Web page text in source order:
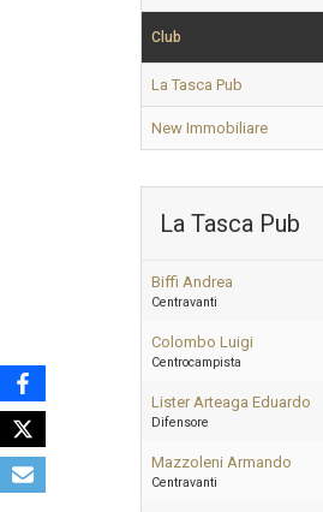
Club
La Tasca Pub
New Immobiliare
La Tasca Pub
Biffi Andrea
Centravanti
Colombo Luigi
Centrocampista
Lister Arteaga Eduardo
Difensore
Mazzoleni Armando
Centravanti